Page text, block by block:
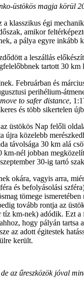
üstökös magja körül
klasszikus égi
amikor
a pálya egyre
a leszállás
tartott 30
Februárban és
perihélium-
move to safer distance,
és több sikertelen
üstökös Nap felőli
közelebb
távolsága 30 km alá
km-nél jobban
30-ig tartó
okára, vagyis arra,
és befolyásolási
tömege
tovább rontja az
km-nek) adódik.
hogy pályán
az adott égitestek
került.
az űreszközök jóval